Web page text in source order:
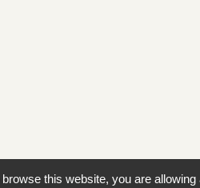
browse this website, you are